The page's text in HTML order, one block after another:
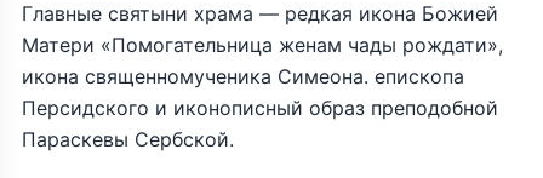
Главные святыни храма — редкая икона Божией
Матери «Помогательница женам чады рождати»,
икона священномученика Симеона. епископа
Персидского и иконописный образ преподобной
Параскевы Сербской.